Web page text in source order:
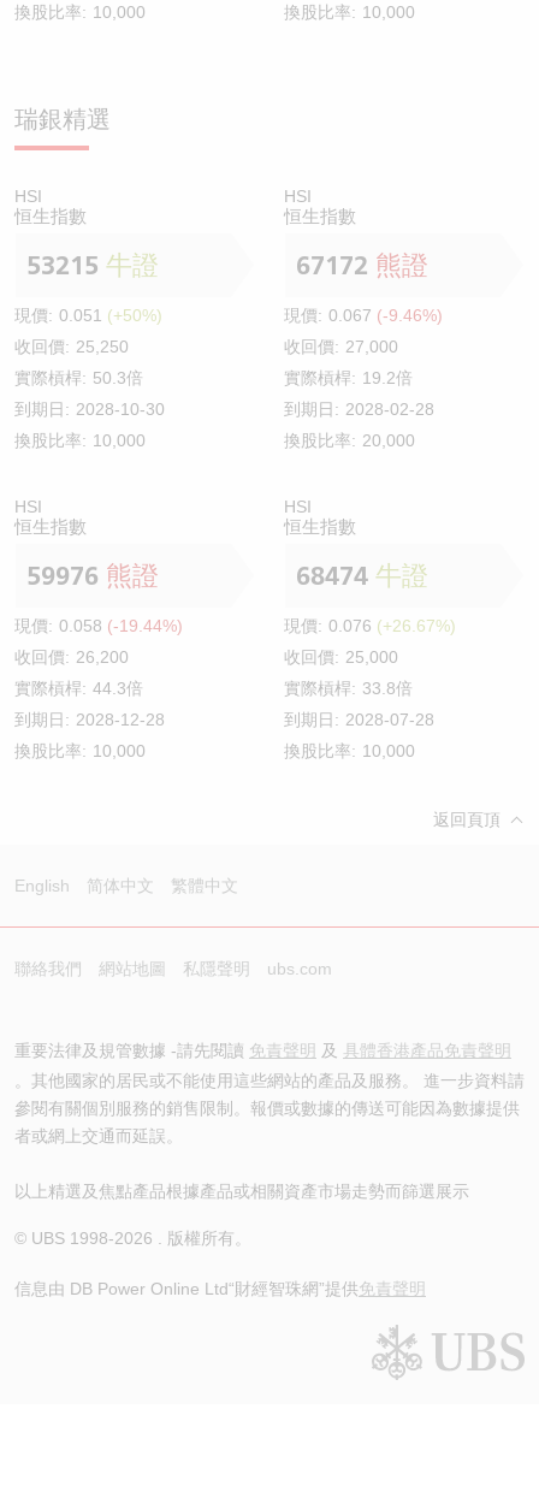
換股比率: 10,000
換股比率: 10,000
瑞銀精選
HSI
恒生指數
53215 牛證
現價: 0.051 (+50%)
收回價: 25,250
實際槓桿: 50.3倍
到期日: 2028-10-30
換股比率: 10,000
HSI
恒生指數
67172 熊證
現價: 0.067 (-9.46%)
收回價: 27,000
實際槓桿: 19.2倍
到期日: 2028-02-28
換股比率: 20,000
HSI
恒生指數
59976 熊證
現價: 0.058 (-19.44%)
收回價: 26,200
實際槓桿: 44.3倍
到期日: 2028-12-28
換股比率: 10,000
HSI
恒生指數
68474 牛證
現價: 0.076 (+26.67%)
收回價: 25,000
實際槓桿: 33.8倍
到期日: 2028-07-28
換股比率: 10,000
返回頁頂
English 简体中文 繁體中文
聯絡我們 網站地圖 私隱聲明 ubs.com
重要法律及規管數據 -請先閱讀 免責聲明 及 具體香港產品免責聲明
。其他國家的居民或不能使用這些網站的產品及服務。 進一步資料請
參閱有關個別服務的銷售限制。報價或數據的傳送可能因為數據提供
者或網上交通而延誤。
以上精選及焦點產品根據產品或相關資產市場走勢而篩選展示
© UBS 1998-2026 . 版權所有。
信息由 DB Power Online Ltd“財經智珠網”提供免責聲明